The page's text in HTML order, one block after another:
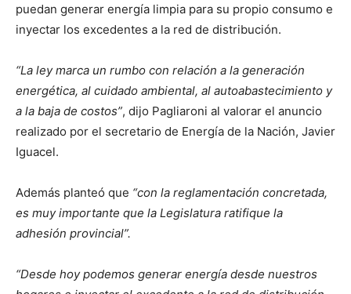
puedan generar energía limpia para su propio consumo e
inyectar los excedentes a la red de distribución.
“La ley marca un rumbo con relación a la generación
energética, al cuidado ambiental, al autoabastecimiento y
a la baja de costos”, dijo Pagliaroni al valorar el anuncio
realizado por el secretario de Energía de la Nación, Javier
Iguacel.
Además planteó que “con la reglamentación concretada,
es muy importante que la Legislatura ratifique la
adhesión provincial”.
“Desde hoy podemos generar energía desde nuestros